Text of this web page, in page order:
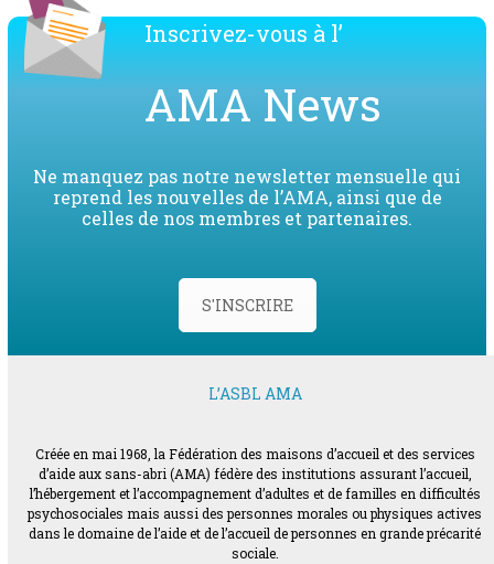
Inscrivez-vous à l’
AMA News
Ne manquez pas notre newsletter mensuelle qui
reprend les nouvelles de l’AMA, ainsi que de
celles de nos membres et partenaires.
S'INSCRIRE
L’ASBL AMA
Créée en mai 1968, la Fédération des maisons d’accueil et des services
d’aide aux sans-abri (AMA) fédère des institutions assurant l’accueil,
l’hébergement et l’accompagnement d’adultes et de familles en difficultés
psychosociales mais aussi des personnes morales ou physiques actives
dans le domaine de l’aide et de l’accueil de personnes en grande précarité
sociale.